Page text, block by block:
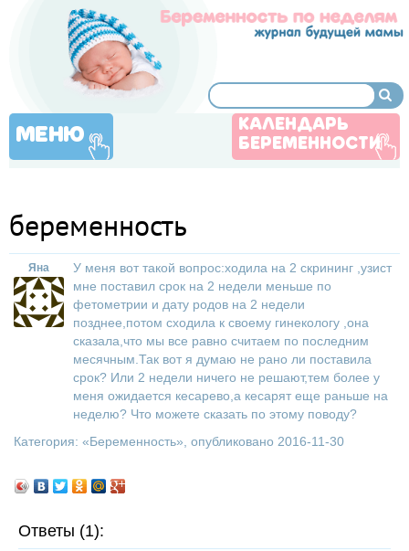
МЕНЮ
КАЛЕНДАРЬ
БЕРЕМЕННОСТИ
беременность
Яна
У меня вот такой вопрос:ходила на 2 скрининг ,узист
мне поставил срок на 2 недели меньше по
фетометрии и дату родов на 2 недели
позднее,потом сходила к своему гинекологу ,она
сказала,что мы все равно считаем по последним
месячным.Так вот я думаю не рано ли поставила
срок? Или 2 недели ничего не решают,тем более у
меня ожидается кесарево,а кесарят еще раньше на
неделю? Что можете сказать по этому поводу?
Категория: «Беременность», опубликовано 2016-11-30
Ответы (1):